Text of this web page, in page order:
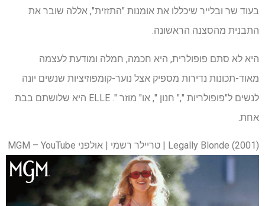
בעוד שר ובלייר שיכללו את אומנות "התזזית", אללה שובר את
התבנית מהסצנה הראשונה.
היא לא סתם פופולרית, היא חכמה, חמלה ומודעת לעצמה
מאוד-תכונות נדירות מספיק אצל נוער-קומפוזיציות שנשים יונה
לנשים ל"פופולריות "," חנון ", או" מוזר ". ELLE היא שלושתם בבת
אחת.
Legally Blonde (2001) | טריילר רשמי | אולפני MGM – YouTube